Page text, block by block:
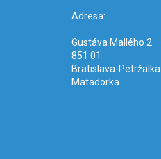
Adresa:
Gustáva Mallého 2
851 01
Bratislava-Petržalka
Matadorka